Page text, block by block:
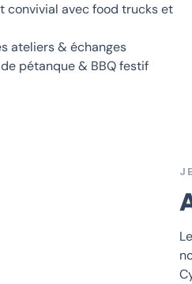
convivial avec food trucks et
ateliers & échanges
pétanque & BBQ festif
Le